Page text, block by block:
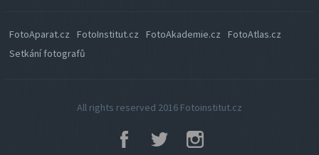
FotoAparat.cz FotoInstitut.cz FotoAkademie.cz
FotoAtlas.cz
Setkání fotografů
All rights reserved 2016 Fotoinstitut.cz